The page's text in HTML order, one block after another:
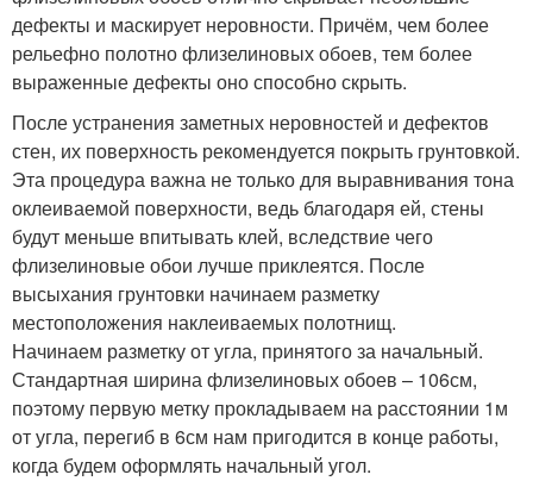
дефекты и маскирует неровности. Причём, чем более
рельефно полотно флизелиновых обоев, тем более
выраженные дефекты оно способно скрыть.
После устранения заметных неровностей и дефектов
стен, их поверхность рекомендуется покрыть грунтовкой.
Эта процедура важна не только для выравнивания тона
оклеиваемой поверхности, ведь благодаря ей, стены
будут меньше впитывать клей, вследствие чего
флизелиновые обои лучше приклеятся. После
высыхания грунтовки начинаем разметку
местоположения наклеиваемых полотнищ.
Начинаем разметку от угла, принятого за начальный.
Стандартная ширина флизелиновых обоев – 106см,
поэтому первую метку прокладываем на расстоянии 1м
от угла, перегиб в 6см нам пригодится в конце работы,
когда будем оформлять начальный угол.